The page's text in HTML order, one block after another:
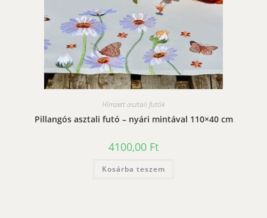
Hímzett asztali futók
Pillangós asztali futó – nyári mintával 110×40 cm
4100,00 Ft
Kosárba teszem